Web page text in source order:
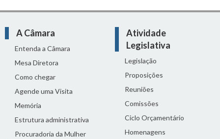
A Câmara
Entenda a Câmara
Mesa Diretora
Como chegar
Agende uma Visita
Memória
Estrutura administrativa
Procuradoria da Mulher
Atividade
Legislativa
Legislação
Proposições
Reuniões
Comissões
Ciclo Orçamentário
Homenagens